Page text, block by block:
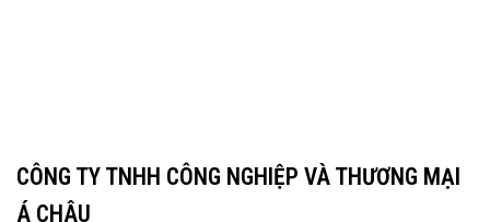
CÔNG TY TNHH CÔNG NGHIỆP VÀ THƯƠNG MẠI
Á CHÂU